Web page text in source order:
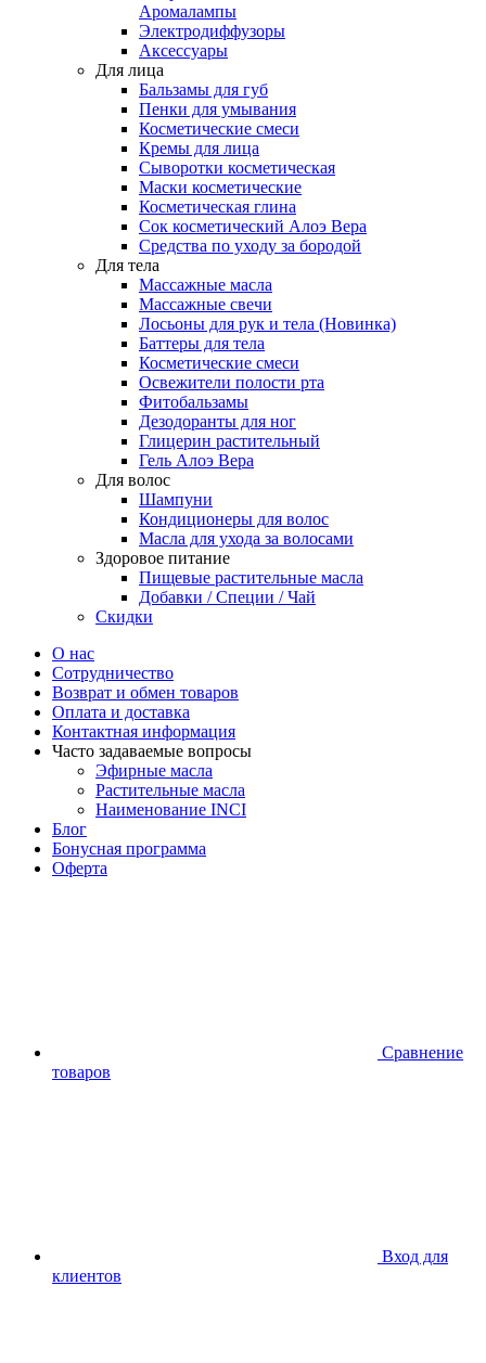
Аромалампы
Электродиффузоры
Аксессуары
Для лица
Бальзамы для губ
Пенки для умывания
Косметические смеси
Кремы для лица
Сыворотки косметическая
Маски косметические
Косметическая глина
Сок косметический Алоэ Вера
Средства по уходу за бородой
Для тела
Массажные масла
Массажные свечи
Лосьоны для рук и тела (Новинка)
Баттеры для тела
Косметические смеси
Освежители полости рта
Фитобальзамы
Дезодоранты для ног
Глицерин растительный
Гель Алоэ Вера
Для волос
Шампуни
Кондиционеры для волос
Масла для ухода за волосами
Здоровое питание
Пищевые растительные масла
Добавки / Специи / Чай
Скидки
О нас
Сотрудничество
Возврат и обмен товаров
Оплата и доставка
Контактная информация
Часто задаваемые вопросы
Эфирные масла
Растительные масла
Наименование INCI
Блог
Бонусная программа
Оферта
Сравнение
товаров
Вход для
клиентов